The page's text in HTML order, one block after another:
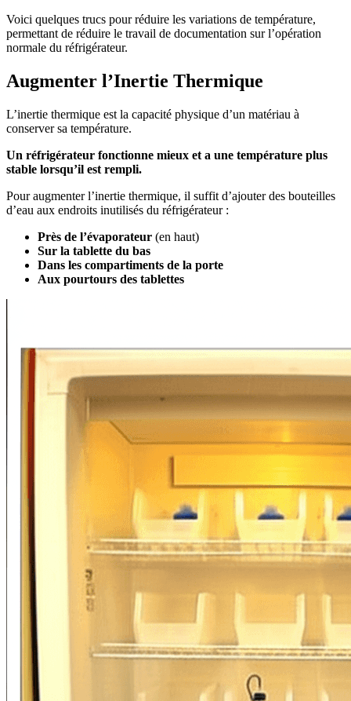
Voici quelques trucs pour réduire les variations de température,
permettant de réduire le travail de documentation sur l’opération
normale du réfrigérateur.
Augmenter l’Inertie Thermique
L’inertie thermique est la capacité physique d’un matériau à
conserver sa température.
Un réfrigérateur fonctionne mieux et a une température plus
stable lorsqu’il est rempli.
Pour augmenter l’inertie thermique, il suffit d’ajouter des bouteilles
d’eau aux endroits inutilisés du réfrigérateur :
Près de l’évaporateur (en haut)
Sur la tablette du bas
Dans les compartiments de la porte
Aux pourtours des tablettes